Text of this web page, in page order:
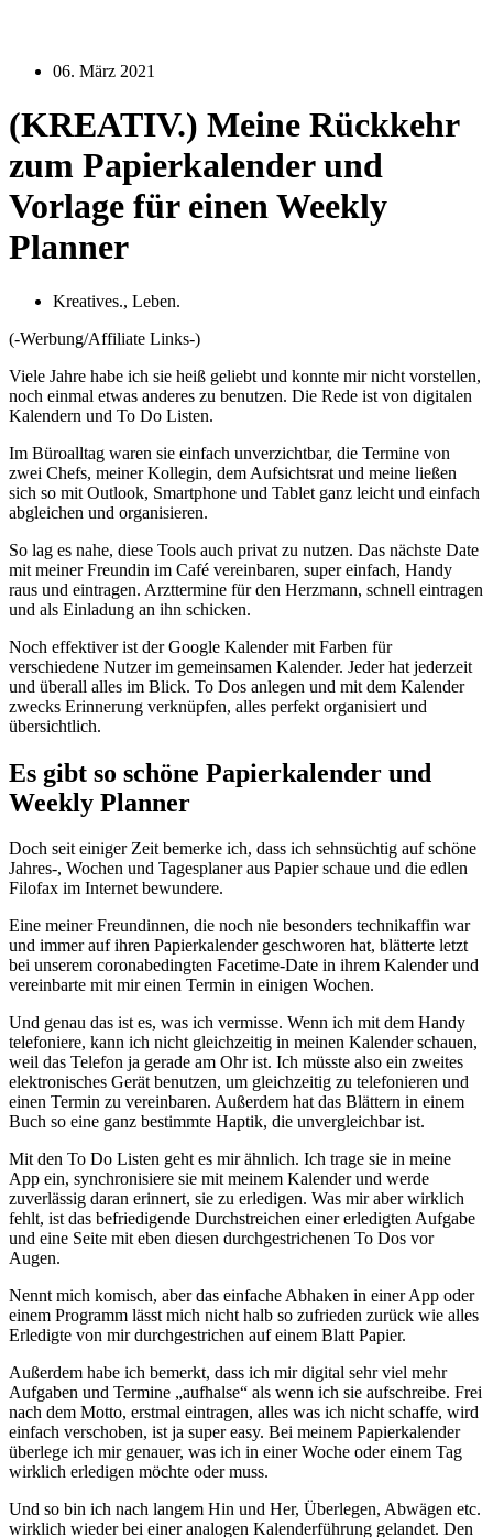
06. März 2021
(KREATIV.) Meine Rückkehr
zum Papierkalender und
Vorlage für einen Weekly
Planner
Kreatives., Leben.
(-Werbung/Affiliate Links-)
Viele Jahre habe ich sie heiß geliebt und konnte mir nicht vorstellen,
noch einmal etwas anderes zu benutzen. Die Rede ist von digitalen
Kalendern und To Do Listen.
Im Büroalltag waren sie einfach unverzichtbar, die Termine von
zwei Chefs, meiner Kollegin, dem Aufsichtsrat und meine ließen
sich so mit Outlook, Smartphone und Tablet ganz leicht und einfach
abgleichen und organisieren.
So lag es nahe, diese Tools auch privat zu nutzen. Das nächste Date
mit meiner Freundin im Café vereinbaren, super einfach, Handy
raus und eintragen. Arzttermine für den Herzmann, schnell eintragen
und als Einladung an ihn schicken.
Noch effektiver ist der Google Kalender mit Farben für
verschiedene Nutzer im gemeinsamen Kalender. Jeder hat jederzeit
und überall alles im Blick. To Dos anlegen und mit dem Kalender
zwecks Erinnerung verknüpfen, alles perfekt organisiert und
übersichtlich.
Es gibt so schöne Papierkalender und
Weekly Planner
Doch seit einiger Zeit bemerke ich, dass ich sehnsüchtig auf schöne
Jahres-, Wochen und Tagesplaner aus Papier schaue und die edlen
Filofax im Internet bewundere.
Eine meiner Freundinnen, die noch nie besonders technikaffin war
und immer auf ihren Papierkalender geschworen hat, blätterte letzt
bei unserem coronabedingten Facetime-Date in ihrem Kalender und
vereinbarte mit mir einen Termin in einigen Wochen.
Und genau das ist es, was ich vermisse. Wenn ich mit dem Handy
telefoniere, kann ich nicht gleichzeitig in meinen Kalender schauen,
weil das Telefon ja gerade am Ohr ist. Ich müsste also ein zweites
elektronisches Gerät benutzen, um gleichzeitig zu telefonieren und
einen Termin zu vereinbaren. Außerdem hat das Blättern in einem
Buch so eine ganz bestimmte Haptik, die unvergleichbar ist.
Mit den To Do Listen geht es mir ähnlich. Ich trage sie in meine
App ein, synchronisiere sie mit meinem Kalender und werde
zuverlässig daran erinnert, sie zu erledigen. Was mir aber wirklich
fehlt, ist das befriedigende Durchstreichen einer erledigten Aufgabe
und eine Seite mit eben diesen durchgestrichenen To Dos vor
Augen.
Nennt mich komisch, aber das einfache Abhaken in einer App oder
einem Programm lässt mich nicht halb so zufrieden zurück wie alles
Erledigte von mir durchgestrichen auf einem Blatt Papier.
Außerdem habe ich bemerkt, dass ich mir digital sehr viel mehr
Aufgaben und Termine „aufhalse“ als wenn ich sie aufschreibe. Frei
nach dem Motto, erstmal eintragen, alles was ich nicht schaffe, wird
einfach verschoben, ist ja super easy. Bei meinem Papierkalender
überlege ich mir genauer, was ich in einer Woche oder einem Tag
wirklich erledigen möchte oder muss.
Und so bin ich nach langem Hin und Her, Überlegen, Abwägen etc.
wirklich wieder bei einer analogen Kalenderführung gelandet. Den